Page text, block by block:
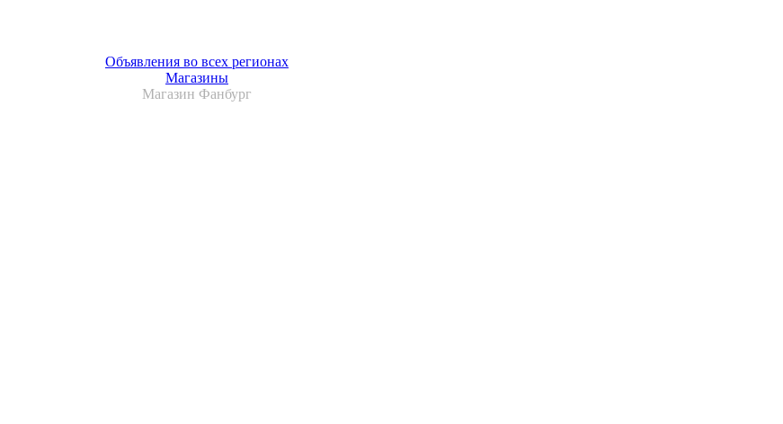
Объявления во всех регионах
Магазины
Магазин Фанбург